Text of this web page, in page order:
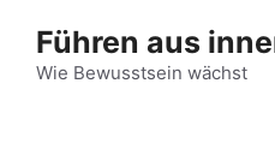
InhaltFühren aus
Wie Bewusstsein wächst